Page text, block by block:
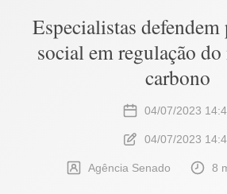
Especialistas
social em regulação
carbono
04/07/2023
04/07/2023
Agência Senado 8